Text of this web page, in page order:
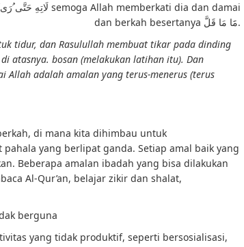
dan berkah besertanya مََا مَا قَلَّ.
tidur, dan Rasulullah membuat tikar pada dinding
atasnya. bosan (melakukan latihan itu). Dan
Allah adalah amalan yang terus-menerus (terus
di mana kita dihimbau untuk
yang berlipat ganda. Setiap amal baik yang
Beberapa amalan ibadah yang bisa dilakukan
Al-Qur’an, belajar zikir dan shalat,
berguna
yang tidak produktif, seperti bersosialisasi,